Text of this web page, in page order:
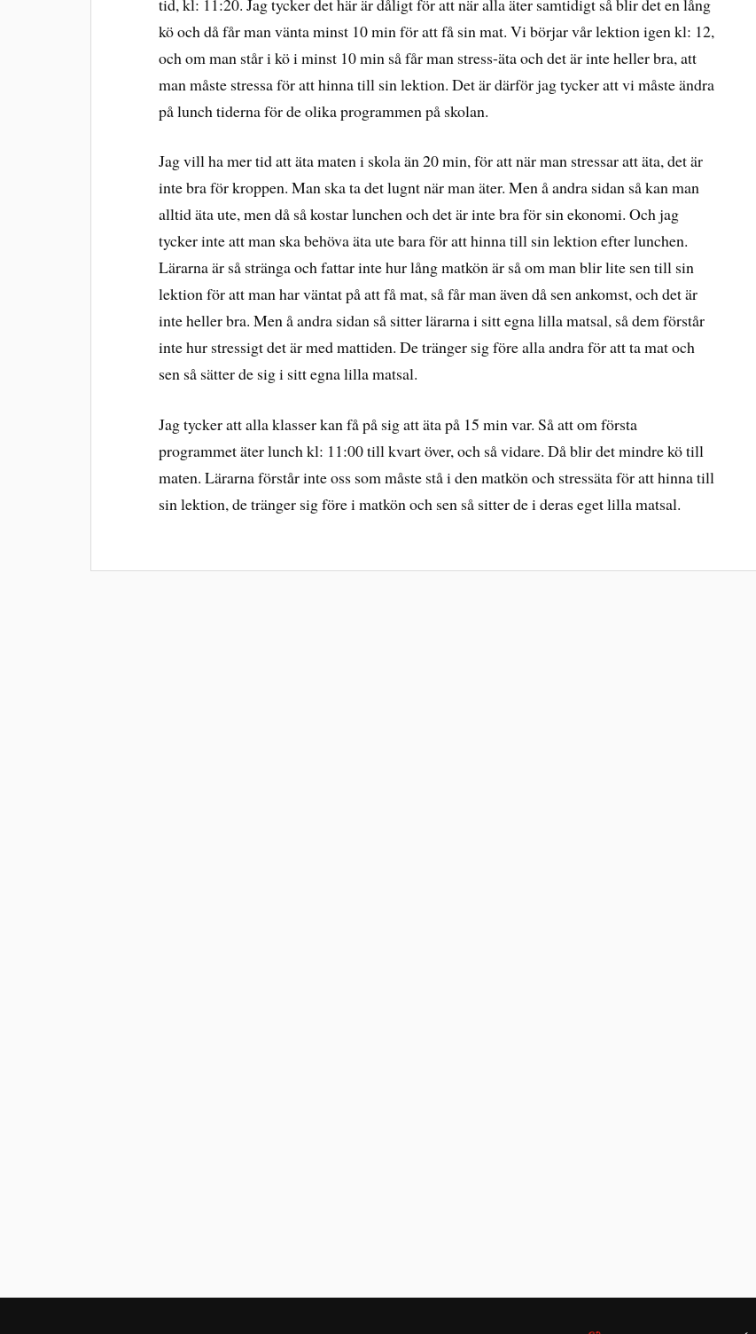
kö och då får man vänta minst 10 min för att få sin mat. Vi börjar vår lektion igen kl: 12,
och om man står i kö i minst 10 min så får man stress-äta och det är inte heller bra, att
man måste stressa för att hinna till sin lektion. Det är därför jag tycker att vi måste ändra
på lunch tiderna för de olika programmen på skolan.
Jag vill ha mer tid att äta maten i skola än 20 min, för att när man stressar att äta, det är
inte bra för kroppen. Man ska ta det lugnt när man äter. Men å andra sidan så kan man
alltid äta ute, men då så kostar lunchen och det är inte bra för sin ekonomi. Och jag
tycker inte att man ska behöva äta ute bara för att hinna till sin lektion efter lunchen.
Lärarna är så stränga och fattar inte hur lång matkön är så om man blir lite sen till sin
lektion för att man har väntat på att få mat, så får man även då sen ankomst, och det är
inte heller bra. Men å andra sidan så sitter lärarna i sitt egna lilla matsal, så dem förstår
inte hur stressigt det är med mattiden. De tränger sig före alla andra för att ta mat och
sen så sätter de sig i sitt egna lilla matsal.
Jag tycker att alla klasser kan få på sig att äta på 15 min var. Så att om första
programmet äter lunch kl: 11:00 till kvart över, och så vidare. Då blir det mindre kö till
maten. Lärarna förstår inte oss som måste stå i den matkön och stressäta för att hinna till
sin lektion, de tränger sig före i matkön och sen så sitter de i deras eget lilla matsal.